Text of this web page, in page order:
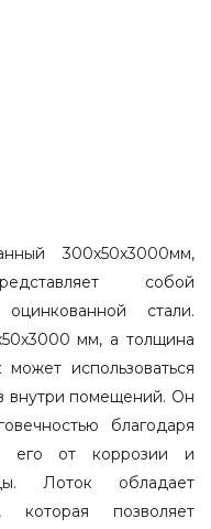
300х50х3000мм,
собой
стали.
мм, а толщина
использоваться
внутри помещений. Он
благодаря
его от коррозии и
Лоток обладает
которая позволяет